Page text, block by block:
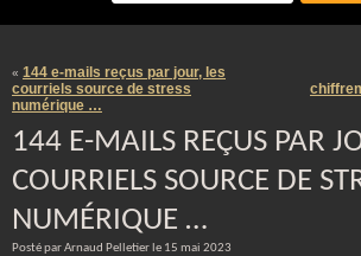
« 144 e-mails reçus par jour, les
courriels source de stress
numérique …
144 E-MAILS REÇUS PAR
COURRIELS SOURCE DE
NUMÉRIQUE …
Posté par Arnaud Pelletier le 15 mai 2023